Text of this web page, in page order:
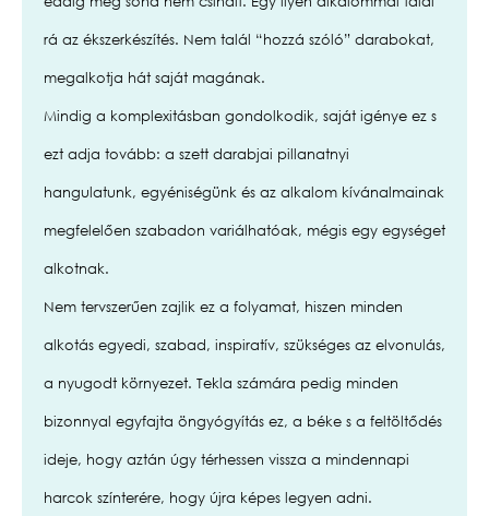
rá az ékszerkészítés. Nem talál “hozzá szóló” darabokat,
megalkotja hát saját magának.
Mindig a komplexitásban gondolkodik, saját igénye ez s
ezt adja tovább: a szett darabjai pillanatnyi
hangulatunk, egyéniségünk és az alkalom kívánalmainak
megfelelően szabadon variálhatóak, mégis egy egységet
alkotnak.
Nem tervszerűen zajlik ez a folyamat, hiszen minden
alkotás egyedi, szabad, inspiratív, szükséges az elvonulás,
a nyugodt környezet. Tekla számára pedig minden
bizonnyal egyfajta öngyógyítás ez, a béke s a feltöltődés
ideje, hogy aztán úgy térhessen vissza a mindennapi
harcok színterére, hogy újra képes legyen adni.